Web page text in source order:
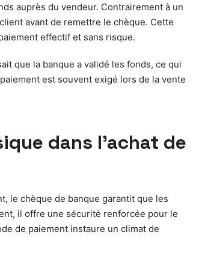
auprès du vendeur. Contrairement à un
avant de remettre le chèque. Cette
effectif et sans risque.
que la banque a validé les fonds, ce qui
est souvent exigé lors de la vente
dans l’achat de
le chèque de banque garantit que les
il offre une sécurité renforcée pour le
de paiement instaure un climat de